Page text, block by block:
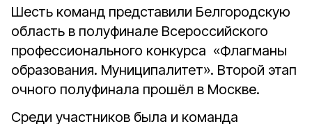
Шесть команд представили Белгородскую
область в полуфинале Всероссийского
профессионального конкурса «Флагманы
образования. Муниципалитет». Второй этап
очного полуфинала прошёл в Москве.
Среди участников была и команда